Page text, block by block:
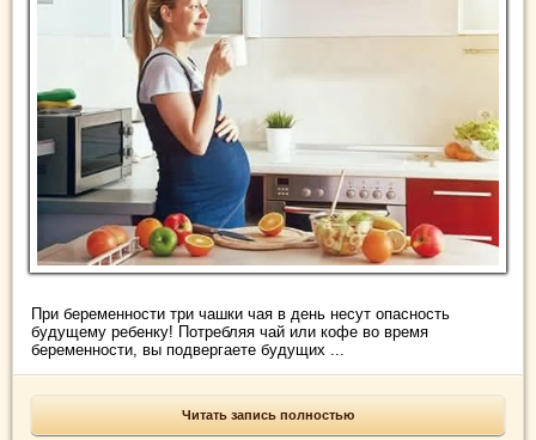
При беременности три чашки чая в день несут опасность
будущему ребенку! Потребляя чай или кофе во время
беременности, вы подвергаете будущих ...
Читать запись полностью